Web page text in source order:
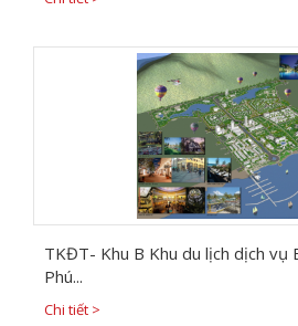
TKĐT- Khu B Khu du lịch dịch vụ
Phú...
Chi tiết >